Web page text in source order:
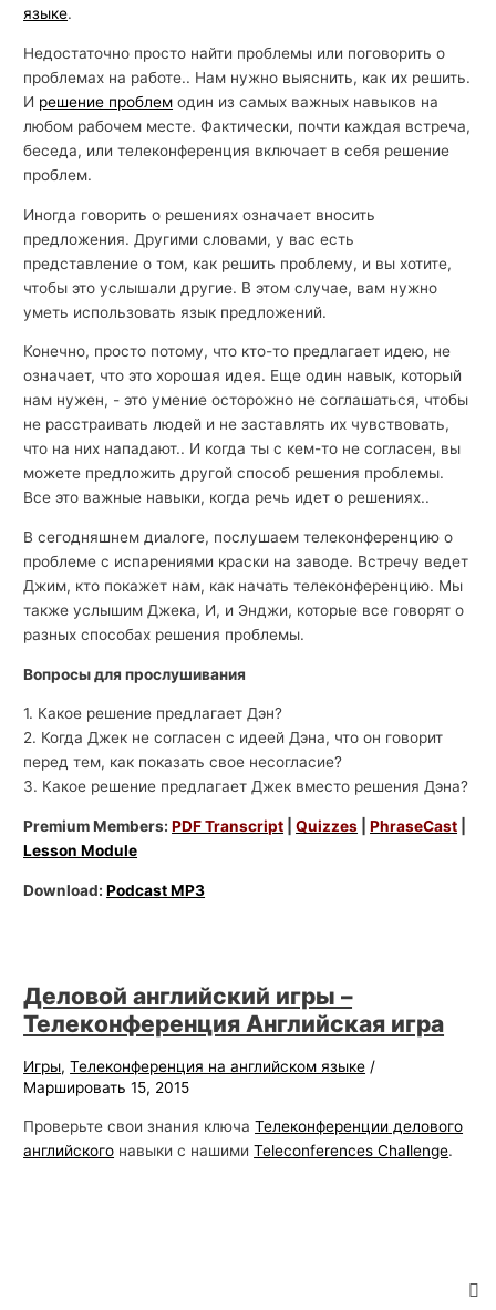
языке.
Недостаточно просто найти проблемы или поговорить о
проблемах на работе.. Нам нужно выяснить, как их решить.
И решение проблем один из самых важных навыков на
любом рабочем месте. Фактически, почти каждая встреча,
беседа, или телеконференция включает в себя решение
проблем.
Иногда говорить о решениях означает вносить
предложения. Другими словами, у вас есть
представление о том, как решить проблему, и вы хотите,
чтобы это услышали другие. В этом случае, вам нужно
уметь использовать язык предложений.
Конечно, просто потому, что кто-то предлагает идею, не
означает, что это хорошая идея. Еще один навык, который
нам нужен, - это умение осторожно не соглашаться, чтобы
не расстраивать людей и не заставлять их чувствовать,
что на них нападают.. И когда ты с кем-то не согласен, вы
можете предложить другой способ решения проблемы.
Все это важные навыки, когда речь идет о решениях..
В сегодняшнем диалоге, послушаем телеконференцию о
проблеме с испарениями краски на заводе. Встречу ведет
Джим, кто покажет нам, как начать телеконференцию. Мы
также услышим Джека, И, и Энджи, которые все говорят о
разных способах решения проблемы.
Вопросы для прослушивания
1. Какое решение предлагает Дэн?
2. Когда Джек не согласен с идеей Дэна, что он говорит
перед тем, как показать свое несогласие?
3. Какое решение предлагает Джек вместо решения Дэна?
Premium Members:PDF Transcript |Quizzes |PhraseCast
Lesson Module
Download:Podcast MP3
Деловой английский игры –
Телеконференция Английская игра
Игры,Телеконференция на английском языке /
Маршировать 15, 2015
Проверьте свои знания ключаТелеконференции делового
английского навыки с нашимиTeleconferences Challenge.